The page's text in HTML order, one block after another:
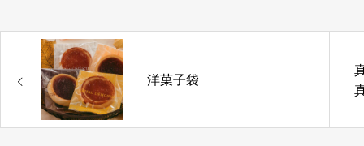
洋菓子袋